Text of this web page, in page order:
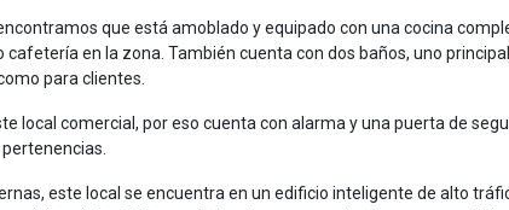
que está amoblado y equipado con una cocina
en la zona. También cuenta con dos baños, uno
para clientes.
local comercial, por eso cuenta con alarma y una puerta de
este local se encuentra en un edificio inteligente de alto